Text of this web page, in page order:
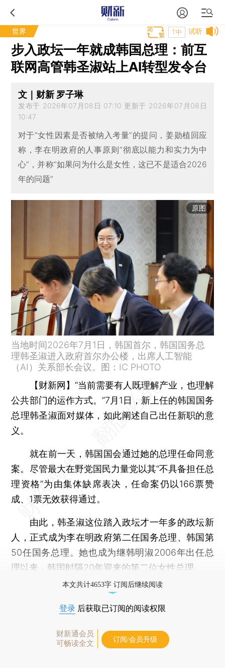
世界 试听
T中
步入政坛一年就成韩国总理：前互
联网高管韩圣淑站上AI转型发令台
文｜财新 罗子琳
发布于 2026年07月08日 07:10 更新于 2026年07月08日
10:47
对于“女性因素是否被纳入考量”的提问，姜勋植回应
称，李在明政府的人事原则“彻底以能力和实力为中
心”，并称“如果问为什么是女性，这已不是适合2026
年的问题”
原图
当地时间2026年7月1日，韩国首尔，韩国国务总
理韩圣淑进入政府首尔办公楼，出席人工智能
（AI）关系部长会议。图：IC PHOTO
【财新网】 “当前需要有人既理解产业，也理解
公共部门的运作方式。”7月1日，新上任的韩国国务
总理韩圣淑面对媒体，如此阐述自己出任新职的意
义。
就在前一天，韩国国会通过她的总理任命同意
案。尽管最大在野党国民力量党以其“不具备担任总
理资格”为由集体缺席表决，任命案仍以166票赞
成、1票无效获得通过。
由此，韩圣淑这位踏入政坛才一年多的政坛新
人，正式成为李在明政府第二任国务总理、韩国第
50任国务总理。她也成为继韩明淑2006年出任总
理以来，韩国时隔20年迎来的第二位女性总理。
本文共计4653字 订阅后继续阅读
登录 后获取已订阅的阅读权限
财新通会员
可畅读全文
订阅/会员升级